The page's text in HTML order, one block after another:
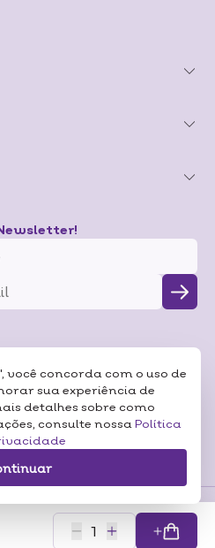
você concorda com o uso de
sua experiência de
detalhes sobre como
consulte nossa Política